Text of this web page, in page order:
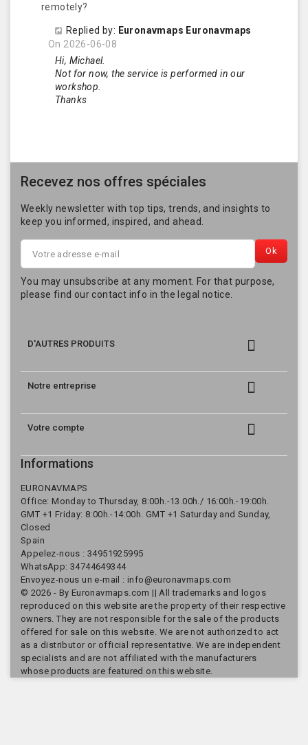
remotely?
Replied by: Euronavmaps Euronavmaps
On 2026-06-08
Hi, Michael.
Not for now, the service is performed in our
workshop.
Thanks
Recevez nos offres spéciales
Weekly newsletter with top tips, trends, and insights to
keep you informed, inspired, and ahead.
You may unsubscribe at any moment. For that purpose,
please find our contact info in the legal notice.
D'AUTRES PRODUITS 
Notre entreprise 
Votre compte 
Informations
EURONAVMAPS
Office: Monday to Thursday, 8:00h.-13.00h./ 16:00h.-19:00h.
GMT +1 Friday: 8:00h.-14:00h. GMT +1 Saturday and Sunday,
Closed
Spain
Appelez-nous :34951925995
WhatsApp: 34744649344
Envoyez-nous un e-mail : info@euronavmaps.com
© 2026 - By Euronavmaps.com || All trademarks and logos
reproduced on this website are the property of their respective
owners. They are not responsible for the sale of the products
offered for sale on this website. We are not authorized to act
as a distributor or official representative. We are independent
specialists and are not affiliated with the manufacturers
whose products are featured on this website.